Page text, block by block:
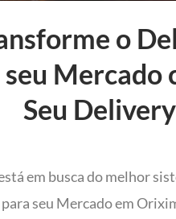
o
seu Mercado
Seu
em busca do melhor
seu Mercado em